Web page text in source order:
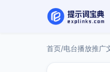
首页/电台播放推广